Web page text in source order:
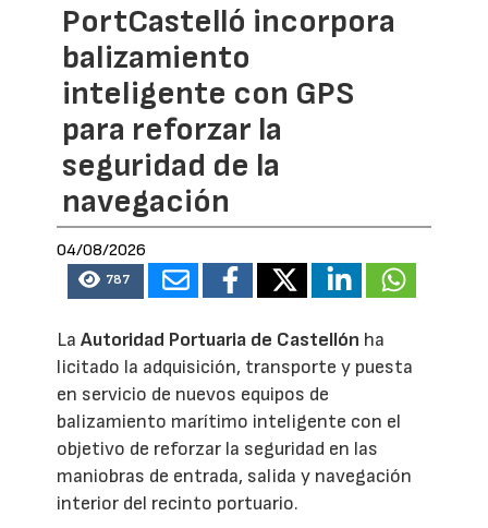
PortCastelló incorpora
balizamiento
inteligente con GPS
para reforzar la
seguridad de la
navegación
04/08/2026
787
LaAutoridad Portuaria de Castellón ha
licitado la adquisición, transporte y puesta
en servicio de nuevos equipos de
balizamiento marítimo inteligente con el
objetivo de reforzar la seguridad en las
maniobras de entrada, salida y navegación
interior del recinto portuario.